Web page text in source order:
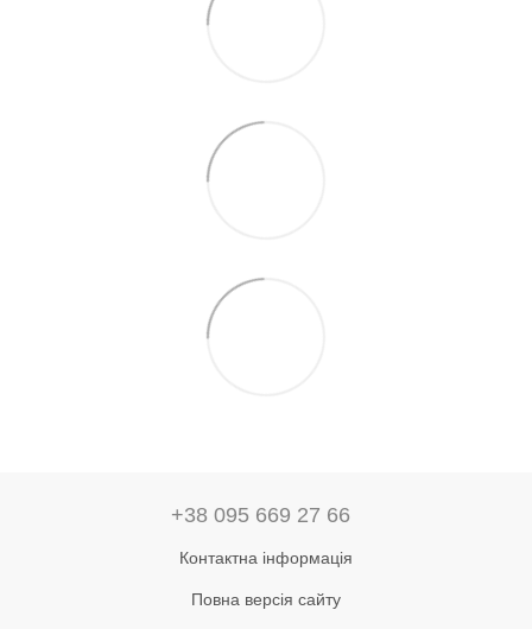
+38 095 669 27 66
Контактна інформація
Повна версія сайту